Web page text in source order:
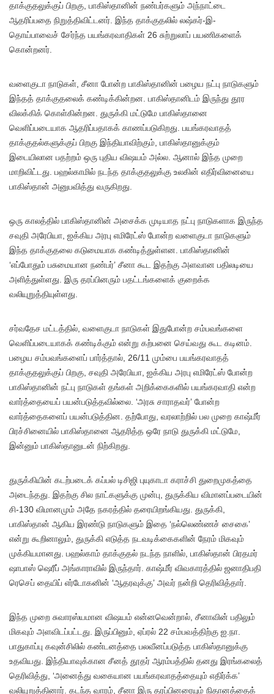
தாக்குதலுக்குப் பிறகு, பாகிஸ்தானின் நண்பர்களும் அந்நாட்டை
ஆதரிப்பதை நிறுத்திவிட்டனர். இந்த தாக்குதலில் லஷ்கர்-இ-
தொய்பாவைச் சேர்ந்த பயங்கரவாதிகள் 26 சுற்றுலாப் பயணிகளைக்
கொன்றனர்.
வளைகுடா நாடுகள், சீனா போன்ற பாகிஸ்தானின் பழைய நட்பு நாடுகளும்
இந்தத் தாக்குதலைக் கண்டிக்கின்றன. பாகிஸ்தானிடம் இருந்து தூர
விலக்கிக் கொள்கின்றன. துருக்கி மட்டுமே பாகிஸ்தானை
வெளிப்படையாக ஆதரிப்பதாகக் காணப்படுகிறது. பயங்கரவாதத்
தாக்குதல்களுக்குப் பிறகு இந்தியாவிற்கும், பாகிஸ்தானுக்கும்
இடையிலான பதற்றம் ஒரு புதிய விஷயம் அல்ல. ஆனால் இந்த முறை
மாறிவிட்டது. பஹல்காமில் நடந்த தாக்குதலுக்கு உலகின் எதிர்வினையை
பாகிஸ்தான் அனுபவித்து வருகிறது.
ஒரு காலத்தில் பாகிஸ்தானின் அசைக்க முடியாத நட்பு நாடுகளாக இருந்த
சவுதி அரேபியா, ஐக்கிய அரபு எமிரேட்ஸ் போன்ற வளைகுடா நாடுகளும்
இந்த தாக்குதலை கடுமையாக கண்டித்துள்ளன. பாகிஸ்தானின்
‘எப்போதும் பசுமையான நண்பர்’ சீனா கூட இதற்கு அளவான பதிலடியை
அளித்துள்ளது. இரு தரப்பினரும் பதட்டங்களைக் குறைக்க
வலியுறுத்தியுள்ளது.
சர்வதேச மட்டத்தில், வளைகுடா நாடுகள் இதுபோன்ற சம்பவங்களை
வெளிப்படையாகக் கண்டிக்கும் என்று கற்பனை செய்வது கூட கடினம்.
பழைய சம்பவங்களைப் பார்த்தால், 26/11 மும்பை பயங்கரவாதத்
தாக்குதலுக்குப் பிறகு, சவுதி அரேபியா, ஐக்கிய அரபு எமிரேட்ஸ் போன்ற
பாகிஸ்தானின் நட்பு நாடுகள் தங்கள் அறிக்கைகளில் பயங்கரவாதி என்ற
வார்த்தையைப் பயன்படுத்தவில்லை. ‘அரசு சாராதவர்’ போன்ற
வார்த்தைகளைப் பயன்படுத்தின. தற்போது, ​​வரலாற்றில் பல முறை காஷ்மீர்
பிரச்சினையில் பாகிஸ்தானை ஆதரித்த ஒரே நாடு துருக்கி மட்டுமே,
இன்னும் பாகிஸ்தானுடன் நிற்கிறது.
துருக்கியின் கடற்படைக் கப்பல் டிசிஜி புயுகாடா கராச்சி துறைமுகத்தை
அடைந்தது. இதற்கு சில நாட்களுக்கு முன்பு, துருக்கிய விமானப்படையின்
சி-130 விமானமும் அதே நகரத்தில் தரையிறங்கியது. துருக்கி,
பாகிஸ்தான் ஆகிய இரண்டு நாடுகளும் இதை ‘நல்லெண்ணச் சைகை’
என்று கூறினாலும், துருக்கி எடுத்த நடவடிக்கைகளின் நேரம் மிகவும்
முக்கியமானது. பஹல்காம் தாக்குதல் நடந்த நாளில், பாகிஸ்தான் பிரதமர்
ஷாபாஸ் ஷெரீப் அங்காராவில் இருந்தார். காஷ்மீர் விவகாரத்தில் ஜனாதிபதி
ரெசெப் தையிப் எர்டோகனின் ‘ஆதரவுக்கு’ அவர் நன்றி தெரிவித்தார்.
இந்த முறை சுவாரஸ்யமான விஷயம் என்னவென்றால், சீனாவின் பதிலும்
மிகவும் அளவிடப்பட்டது. இருப்பினும், ஏப்ரல் 22 சம்பவத்திற்கு ஐ.நா.
பாதுகாப்பு கவுன்சிலில் கண்டனத்தை பலவீனப்படுத்த பாகிஸ்தானுக்கு
உதவியது. இந்தியாவுக்கான சீனத் தூதர் ஆரம்பத்தில் தனது இரங்கலைத்
தெரிவித்து, ‘அனைத்து வகையான பயங்கரவாதத்தையும் எதிர்க்க’
வலியுறுத்தினார். கடந்த வாரம், சீனா இரு தரப்பினரையும் நிதானத்தைக்